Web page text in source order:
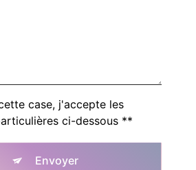
case, j'accepte les
ci-dessous **
Envoyer